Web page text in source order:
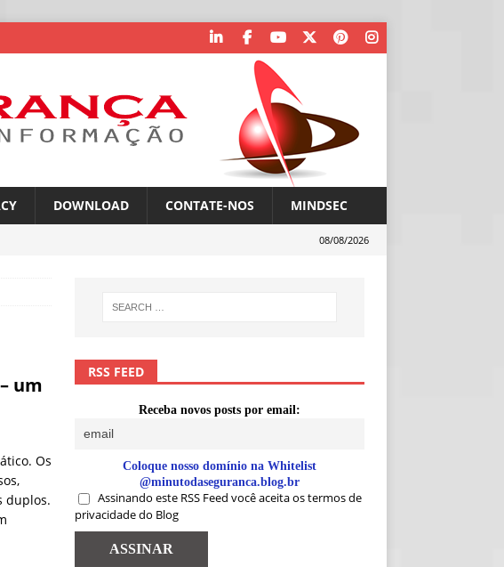
DOWNLOAD CONTATE-NOS MINDSEC
08/08/2026
um
Os
duplos.
RSS FEED
Receba novos posts por email:
Coloque nosso domínio na Whitelist
@minutodaseguranca.blog.br
Assinando este RSS Feed você aceita os termos de
privacidade do Blog